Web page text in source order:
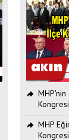
MHP
Kongresi